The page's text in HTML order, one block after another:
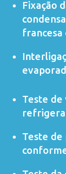
Fixação
francesa
Teste de
Teste de